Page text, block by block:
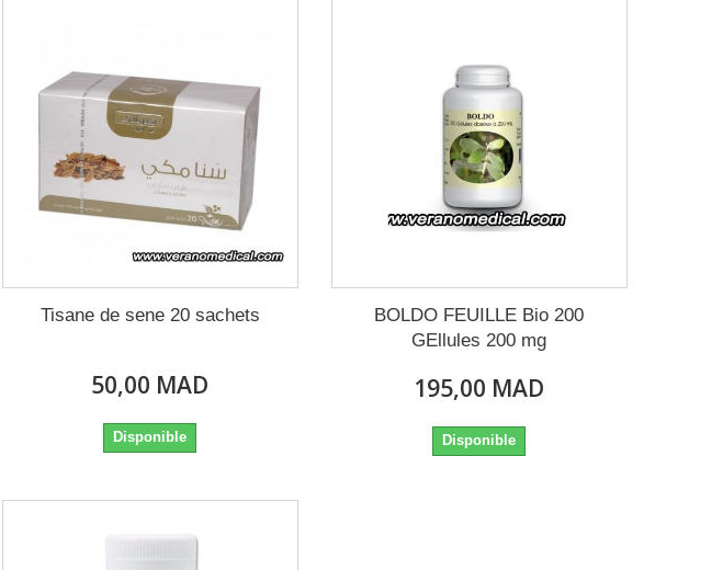
Tisane de sene 20 sachets
50,00 MAD
Disponible
BOLDO FEUILLE Bio 200
GEllules 200 mg
195,00 MAD
Disponible